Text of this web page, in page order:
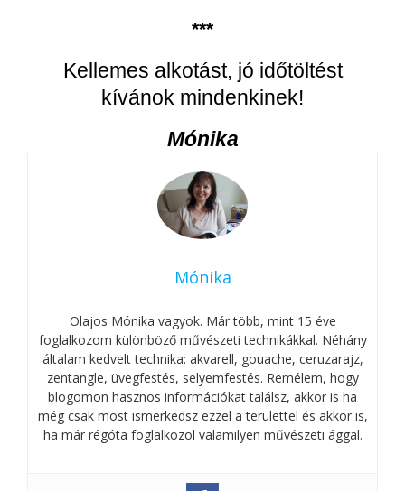
***
Kellemes alkotást, jó időtöltést
kívánok mindenkinek!
Mónika
Mónika
Olajos Mónika vagyok. Már több, mint 15 éve
foglalkozom különböző művészeti technikákkal. Néhány
általam kedvelt technika: akvarell, gouache, ceruzarajz,
zentangle, üvegfestés, selyemfestés. Remélem, hogy
blogomon hasznos információkat találsz, akkor is ha
még csak most ismerkedsz ezzel a területtel és akkor is,
ha már régóta foglalkozol valamilyen művészeti ággal.